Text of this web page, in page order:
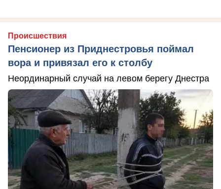
Происшествия
Пенсионер из Приднестровья поймал
вора и привязал его к столбу
Неординарный случай на левом берегу Днестра